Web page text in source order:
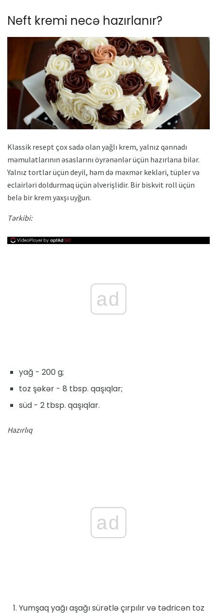
Neft kremi necə hazırlanır?
Klassik resept çox sadə olan yağlı krem, yalnız qənnadı
məmulatlarının əsaslarını öyrənənlər üçün hazırlana bilər.
Yalnız tortlar üçün deyil, həm də məxmər kekləri, tüpler və
eclairləri doldurmaq üçün əlverişlidir. Bir biskvit roll üçün
belə bir krem ​​yaxşı uyğun.
Tərkibi:
ad
yağ - 200 g;
toz şəkər - 8 tbsp. qaşıqlar;
süd - 2 tbsp. qaşıqlar.
Hazırlıq
ad
Yumşaq yağı aşağı sürətlə çırpılır və tədricən toz